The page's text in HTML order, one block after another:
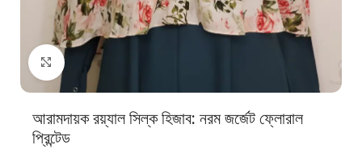
Click to enlarge
আরামদায়ক রয়্যাল সিল্ক হিজাব: নরম জর্জেট ফ্লোরাল
প্রিন্টেড